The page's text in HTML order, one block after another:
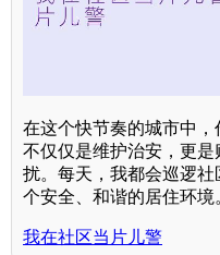
在这个快节奏的城市中
不仅仅是维护治安，更
扰。每天，我都会巡逻
个安全、和谐的居住环境
我在社区当片儿警